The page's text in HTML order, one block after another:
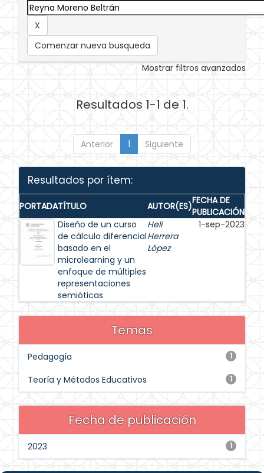
Comenzar nueva busqueda
Mostrar filtros avanzados
Resultados 1-1 de 1.
Anterior 1 Siguiente
Resultados por ítem:
PORTADATÍTULO AUTOR(ES)FECHA DE
PUBLICACIÓN
Diseño de un curso
de cálculo diferencial
basado en el
microlearning y un
enfoque de múltiples
representaciones
semióticas
Heli
Herrera
López
1-sep-2023
Temas
1
Pedagogía
1
Teoría y Métodos Educativos
Fecha de publicación
1
2023